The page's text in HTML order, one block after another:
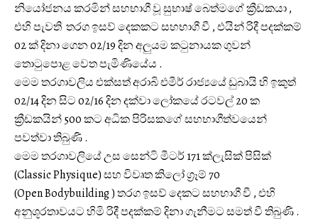
නියෝජනය කරමින් සහභාගී වූ සුභාෂ් බෙත්මගේ ක්‍රීඩකයා ,
එහි පැවති තරග ඉසව් දෙකකට සහභාගී වී , එයින් රිදී පදක්කම්
02 ක් දිනා ගෙන 02/19 දින අලුයම කටුනායක ගුවන්
තොටුපොළ වෙත පැමිණියේය .
මෙම තරගාවලිය එක්සත් අරාබි එමීර් රාජ්‍යයේ ඩුබායි හි ඉකුත්
02/14 දින සිට 02/16 දින දක්වා ලෝකයේ රටවල් 20 ක
ක්‍රීඩකයින් 500 කට අධික පිරිසකගේ සහභාගීත්වයෙන්
පවත්වා තිබුණි .
මෙම තරගාවලියේ උස සෙන්ටි මීටර් 171 ක්ලැසික් පිසික්
(Classic Physique) සහ විවෘත කිලෝ ග්‍රෑම් 70
(Open Bodybuilding ) තරග ඉසව් දෙකට සහභාගී වී , එහි
අනුශූරතාවයට හිමි රිදී පදක්කම් දිනා ගැනීමට සමත් වී තිබුණි .